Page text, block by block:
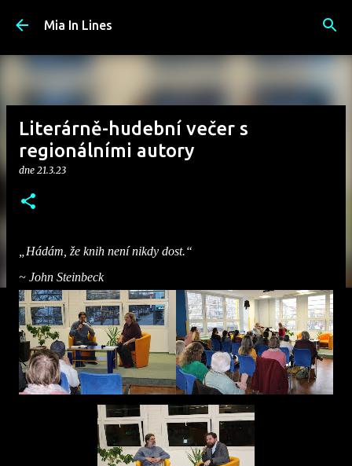
Přeskočit na hlavní obsah
Mia In Lines
Literárně-hudební večer s
regionálními autory
dne 21.3.23
„Hádám, že knih není nikdy dost.“
~ John Steinbeck